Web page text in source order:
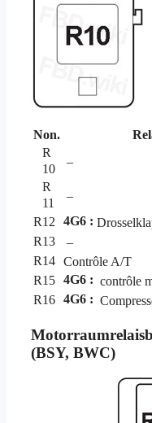
Non.
R
10
–
R
11
–
R12
4G6 :
R13
–
R14 Contrôle A/T
R15 4G6 : contrôle
R16 4G6 :
(BSY, BWC)